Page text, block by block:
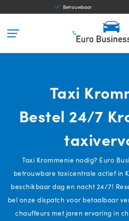
Betrouwbaar
Taxi
Bestel 24/7
Taxi Krommenie nodig? Euro
betrouwbare taxicentrale actief in
beschikbaar dag en nacht 24/7!
bel onze dispatch voor betaalbaar
chauffeurs met jaren ervaring in